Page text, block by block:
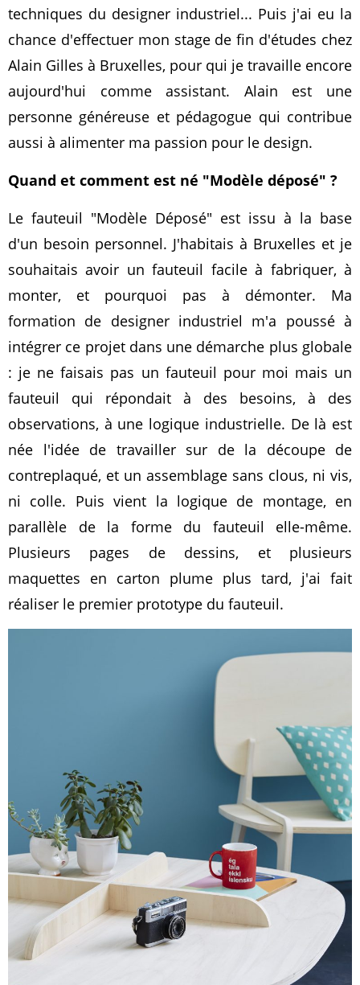
techniques du designer industriel... Puis j'ai eu la
chance d'effectuer mon stage de fin d'études chez
Alain Gilles à Bruxelles, pour qui je travaille encore
aujourd'hui comme assistant. Alain est une
personne généreuse et pédagogue qui contribue
aussi à alimenter ma passion pour le design.
Quand et comment est né "Modèle déposé" ?
Le fauteuil "Modèle Déposé" est issu à la base
d'un besoin personnel. J'habitais à Bruxelles et je
souhaitais avoir un fauteuil facile à fabriquer, à
monter, et pourquoi pas à démonter. Ma
formation de designer industriel m'a poussé à
intégrer ce projet dans une démarche plus globale
: je ne faisais pas un fauteuil pour moi mais un
fauteuil qui répondait à des besoins, à des
observations, à une logique industrielle. De là est
née l'idée de travailler sur de la découpe de
contreplaqué, et un assemblage sans clous, ni vis,
ni colle. Puis vient la logique de montage, en
parallèle de la forme du fauteuil elle-même.
Plusieurs pages de dessins, et plusieurs
maquettes en carton plume plus tard, j'ai fait
réaliser le premier prototype du fauteuil.